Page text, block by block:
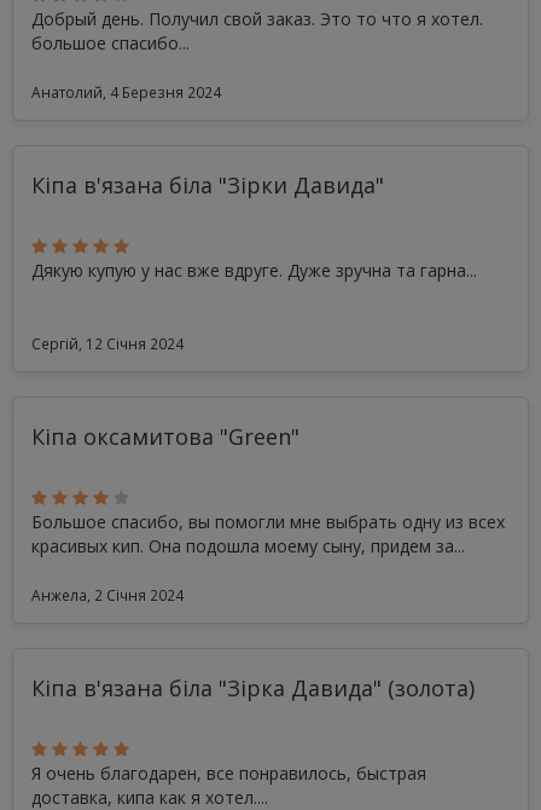
Добрый день. Получил свой заказ. Это то что я хотел.
большое спасибо...
Анатолий, 4 Березня 2024
Кіпа в'язана біла "Зірки Давида"
Дякую купую у нас вже вдруге. Дуже зручна та гарна...
Сергій, 12 Січня 2024
Кіпа оксамитова "Green"
Большое спасибо, вы помогли мне выбрать одну из всех
красивых кип. Она подошла моему сыну, придем за...
Анжела, 2 Січня 2024
Кіпа в'язана біла "Зірка Давида" (золота)
Я очень благодарен, все понравилось, быстрая
доставка, кипа как я хотел....